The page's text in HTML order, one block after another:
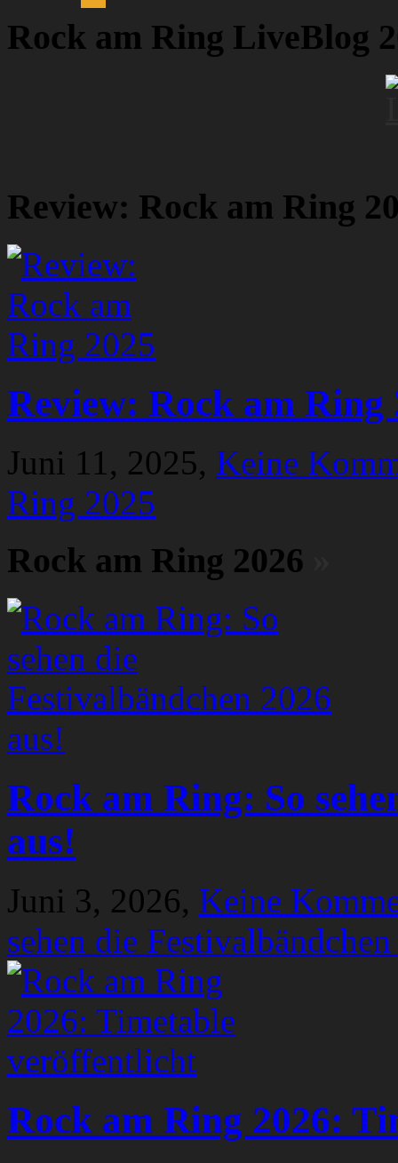
Rock am Ring LiveBlog
Review: Rock am Ring
Review: Rock am Ring
Juni 11, 2025, Keine
Ring 2025
Rock am Ring 2026
Rock am Ring: So
aus!
Juni 3, 2026, Keine
sehen die
Rock am Ring 2026: